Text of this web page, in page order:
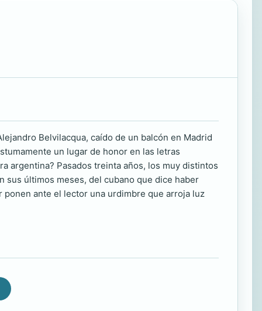
Belvilacqua, caído de un balcón en Madrid
un lugar de honor en las letras
argentina? Pasados treinta años, los muy distintos
sus últimos meses, del cubano que dice haber
ante el lector una urdimbre que arroja luz